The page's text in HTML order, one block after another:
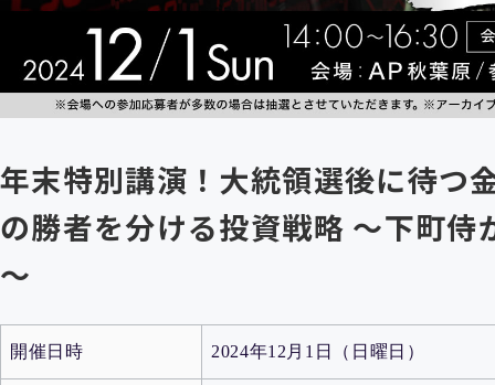
年末特別講演！大統領選後に待つ
の勝者を分ける投資戦略 ～下町侍
～
開催日時 2024年12月1日（日曜日）